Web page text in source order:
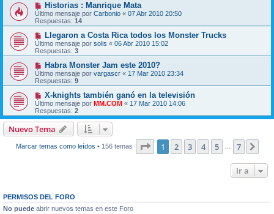
Historias : Manrique Mata
Último mensaje por Carbonio « 07 Abr 2010 20:50
Respuestas: 14
Llegaron a Costa Rica todos los Monster Trucks
Último mensaje por solis « 06 Abr 2010 15:02
Respuestas: 3
Habra Monster Jam este 2010?
Último mensaje por vargascr « 17 Mar 2010 23:34
Respuestas: 9
X-knights también ganó en la televisión
Último mensaje por MM.COM « 17 Mar 2010 14:06
Respuestas: 2
Nuevo Tema
Marcar temas como leídos • 156 temas Página de
1 2 3 4 5 … 7
Ir a
PERMISOS DEL FORO
No puede abrir nuevos temas en este Foro